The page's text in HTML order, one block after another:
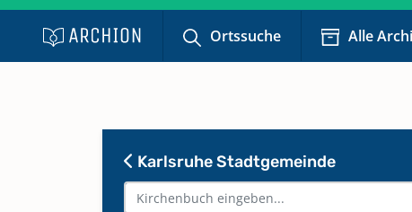
Ortssuche Alle
Karlsruhe Stadtgemeinde
Trauungen 1948 - 1956
Keine verfügbaren Digitalisate
Keine verfügbaren Digitalisate
Trauungen Dez. 1864 - Dez. 1867